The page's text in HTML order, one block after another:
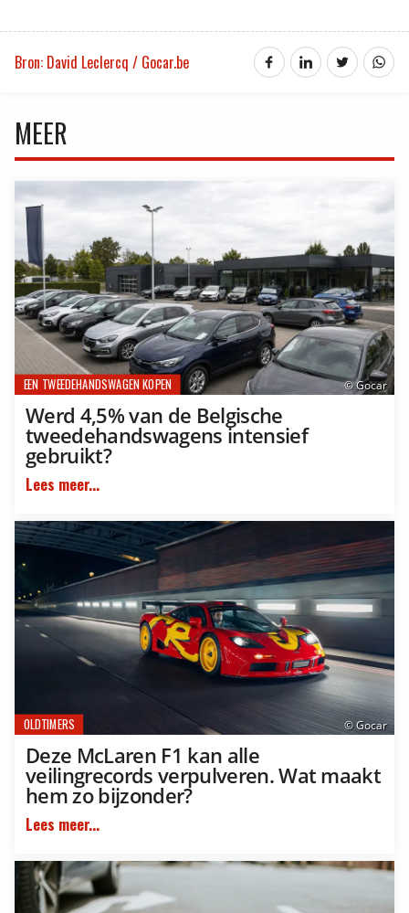
Bron: David Leclercq / Gocar.be
MEER
© Gocar
EEN TWEEDEHANDSWAGEN KOPEN
Werd 4,5% van de Belgische
tweedehandswagens intensief
gebruikt?
Lees meer...
© Gocar
OLDTIMERS
Deze McLaren F1 kan alle
veilingrecords verpulveren. Wat maakt
hem zo bijzonder?
Lees meer...